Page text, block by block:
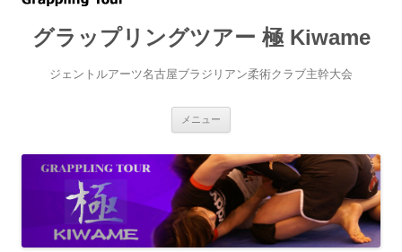
グラップリングツアー 極 Kiwame
ジェントルアーツ名古屋ブラジリアン柔術クラブ主幹大会
メニュー
ン
ツ
へ
ス
キ
ッ
プ